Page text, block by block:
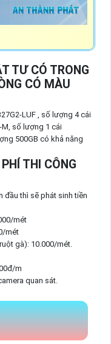
TƯ CÓ TRONG
CÓ MÀU
LUF , số lượng 4 cái
M, số lượng 1 cái
500GB có khả năng
THI CÔNG
đầu thì sẽ phát sinh tiền
mét
mét
gà): 10.000/mét.
m
quan sát.